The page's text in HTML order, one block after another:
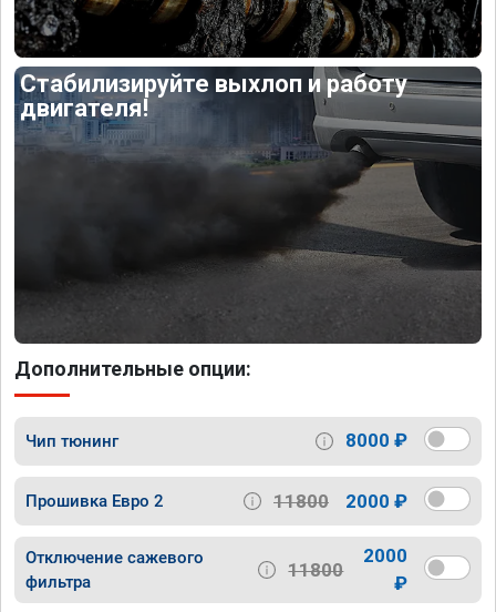
Стабилизируйте выхлоп и работу
двигателя!
Дополнительные опции:
Чип тюнинг 8000 ₽
Прошивка Евро 2 11800 2000 ₽
Отключение сажевого
фильтра
11800
2000
₽